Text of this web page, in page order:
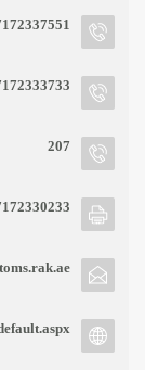
207